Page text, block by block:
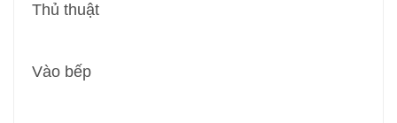
Thủ thuật
Vào bếp